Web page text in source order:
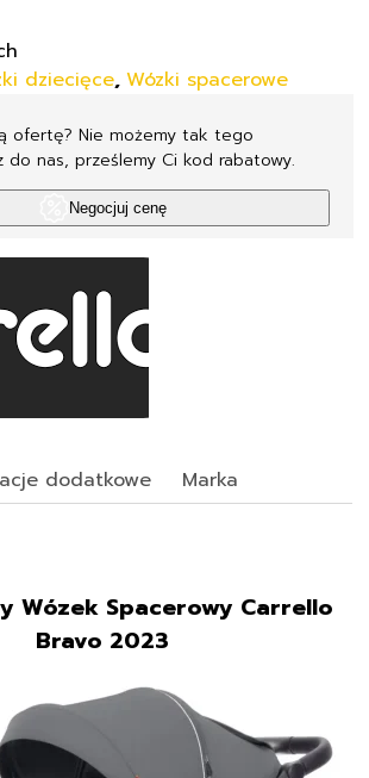
dziecięce,Wózki spacerowe
ofertę? Nie możemy tak tego
do nas, prześlemy Ci kod rabatowy.
Negocjuj cenę
dodatkowe Marka
Wózek Spacerowy Carrello
Bravo 2023